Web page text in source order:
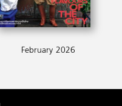
February 2026